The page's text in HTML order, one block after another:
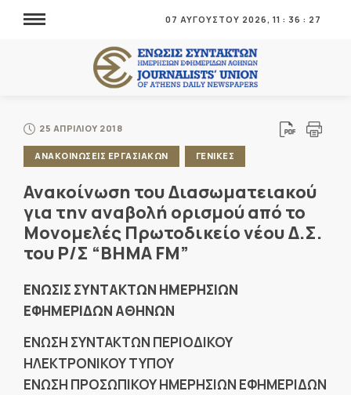
07 ΑΥΓΟΥΣΤΟΥ 2026, 11 : 36 : 27
25 ΑΠΡΙΛΙΟΥ 2018
ΑΝΑΚΟΙΝΩΣΕΙΣ ΕΡΓΑΣΙΑΚΩΝ ΓΕΝΙΚΕΣ
Ανακοίνωση του Διασωματειακού
για την αναβολή ορισμού από το
Μονομελές Πρωτοδικείο νέου Δ.Σ.
του Ρ/Σ “BHMA FM”
ΕΝΩΣΙΣ ΣΥΝΤΑΚΤΩΝ ΗΜΕΡΗΣΙΩΝ
ΕΦΗΜΕΡΙΔΩΝ ΑΘΗΝΩΝ
ΕΝΩΣΗ ΣΥΝΤΑΚΤΩΝ ΠΕΡΙΟΔΙΚΟΥ
ΗΛΕΚΤΡΟΝΙΚΟΥ ΤΥΠΟΥ
ΕΝΩΣΗ ΠΡΟΣΩΠΙΚΟΥ ΗΜΕΡΗΣΙΩΝ ΕΦΗΜΕΡΙΔΩΝ